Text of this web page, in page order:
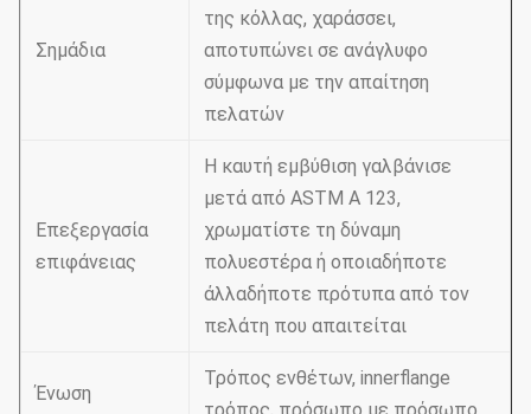
Σημάδια
της κόλλας, χαράσσει,
αποτυπώνει σε ανάγλυφο
σύμφωνα με την απαίτηση
πελατών
Επεξεργασία
επιφάνειας
Η καυτή εμβύθιση γαλβάνισε
μετά από ASTM Α 123,
χρωματίστε τη δύναμη
πολυεστέρα ή οποιαδήποτε
άλλαδήποτε πρότυπα από τον
πελάτη που απαιτείται
Ένωση
Τρόπος ενθέτων, innerflange